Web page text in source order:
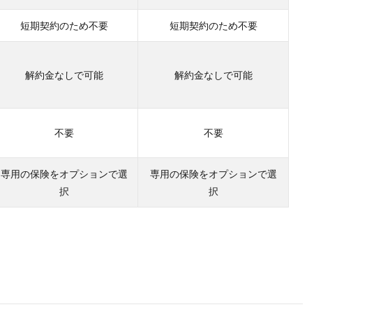
短期契約のため不要 短期契約のため不要
解約金なしで可能 解約金なしで可能
不要 不要
専用の保険をオプションで選
択
専用の保険をオプションで選
択